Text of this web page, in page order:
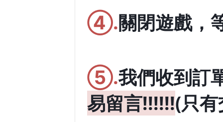
④.關閉遊戲，
⑤.我們收到訂
易留言!!!!!!(只